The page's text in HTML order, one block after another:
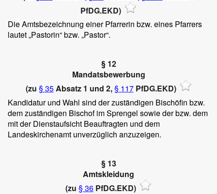
PfDG.EKD)
Die Amtsbezeichnung einer Pfarrerin bzw. eines Pfarrers
lautet „Pastorin“ bzw. „Pastor“.
§ 12
Mandatsbewerbung
(zu § 35Absatz 1 und 2,§ 117PfDG.EKD)
Kandidatur und Wahl sind der zuständigen Bischöfin bzw.
dem zuständigen Bischof im Sprengel sowie der bzw. dem
mit der Dienstaufsicht Beauftragten und dem
Landeskirchenamt unverzüglich anzuzeigen.
§ 13
Amtskleidung
(zu § 36 PfDG.EKD)